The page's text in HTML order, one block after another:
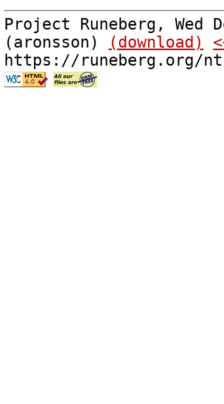
Project Runeberg, Wed
(aronsson)
(download)
https://runeberg.org/